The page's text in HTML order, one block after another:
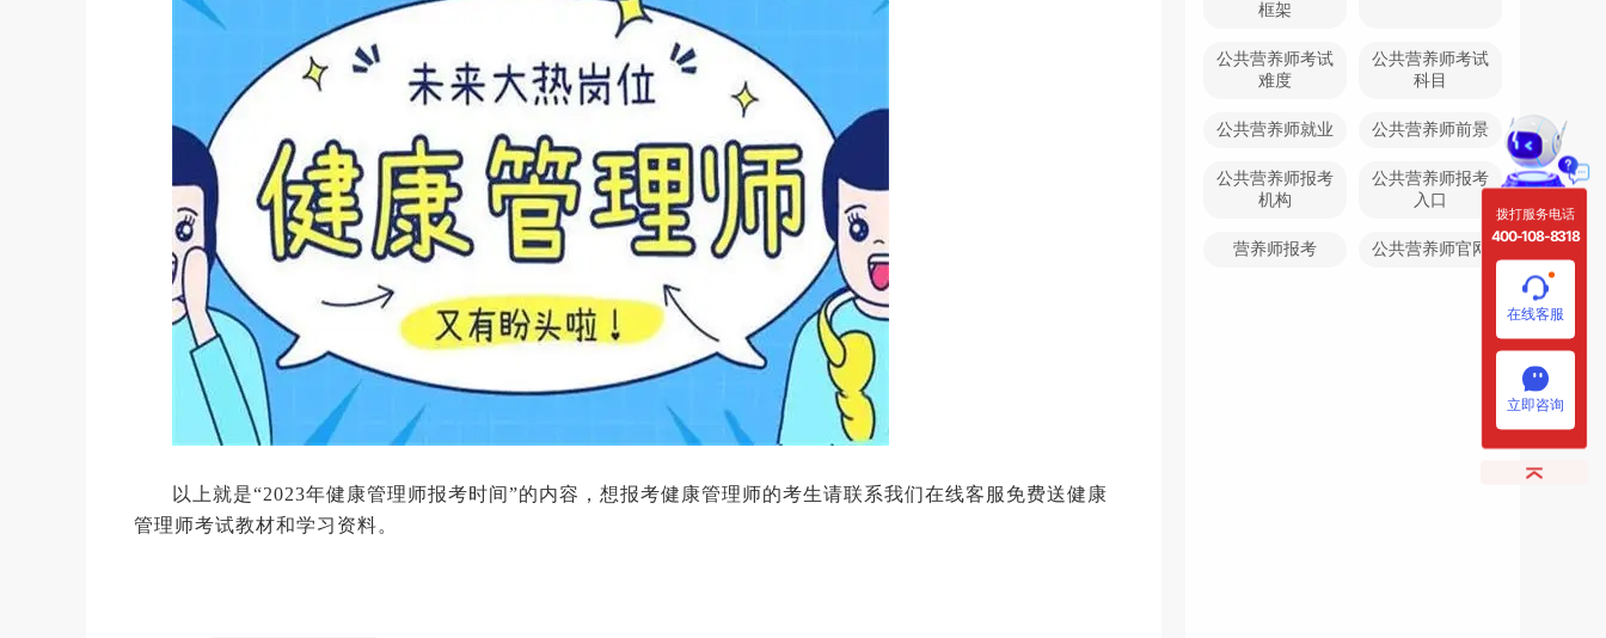
以上就是“2023年健康管理师报考时间”的内容，想报考健康管理师的考生请联系我们在线客服免费送健康
管理师考试教材和学习资料。
框架
公共营养师考试
难度
公共营养师考试
科目
公共营养师就业 公共营养师前景
公共营养师报考
机构
公共营养师报考
入口
营养师报考 公共营养师官网
拨打服务电话
400-108-8318
在线客服
立即咨询